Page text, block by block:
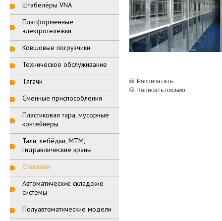
Штабелёры VNA
Платформенные
электротележки
Ковшовые погрузчики
Техническое обслуживание
Тягачи
Сменные приспособления
Пластиковая тара, мусорные
контейнеры
Тали, лебёдки, МТМ,
гидравлические краны
Стеллажи
Автоматические складские
системы
Полуавтоматические модели
Распечатать
Написать письмо